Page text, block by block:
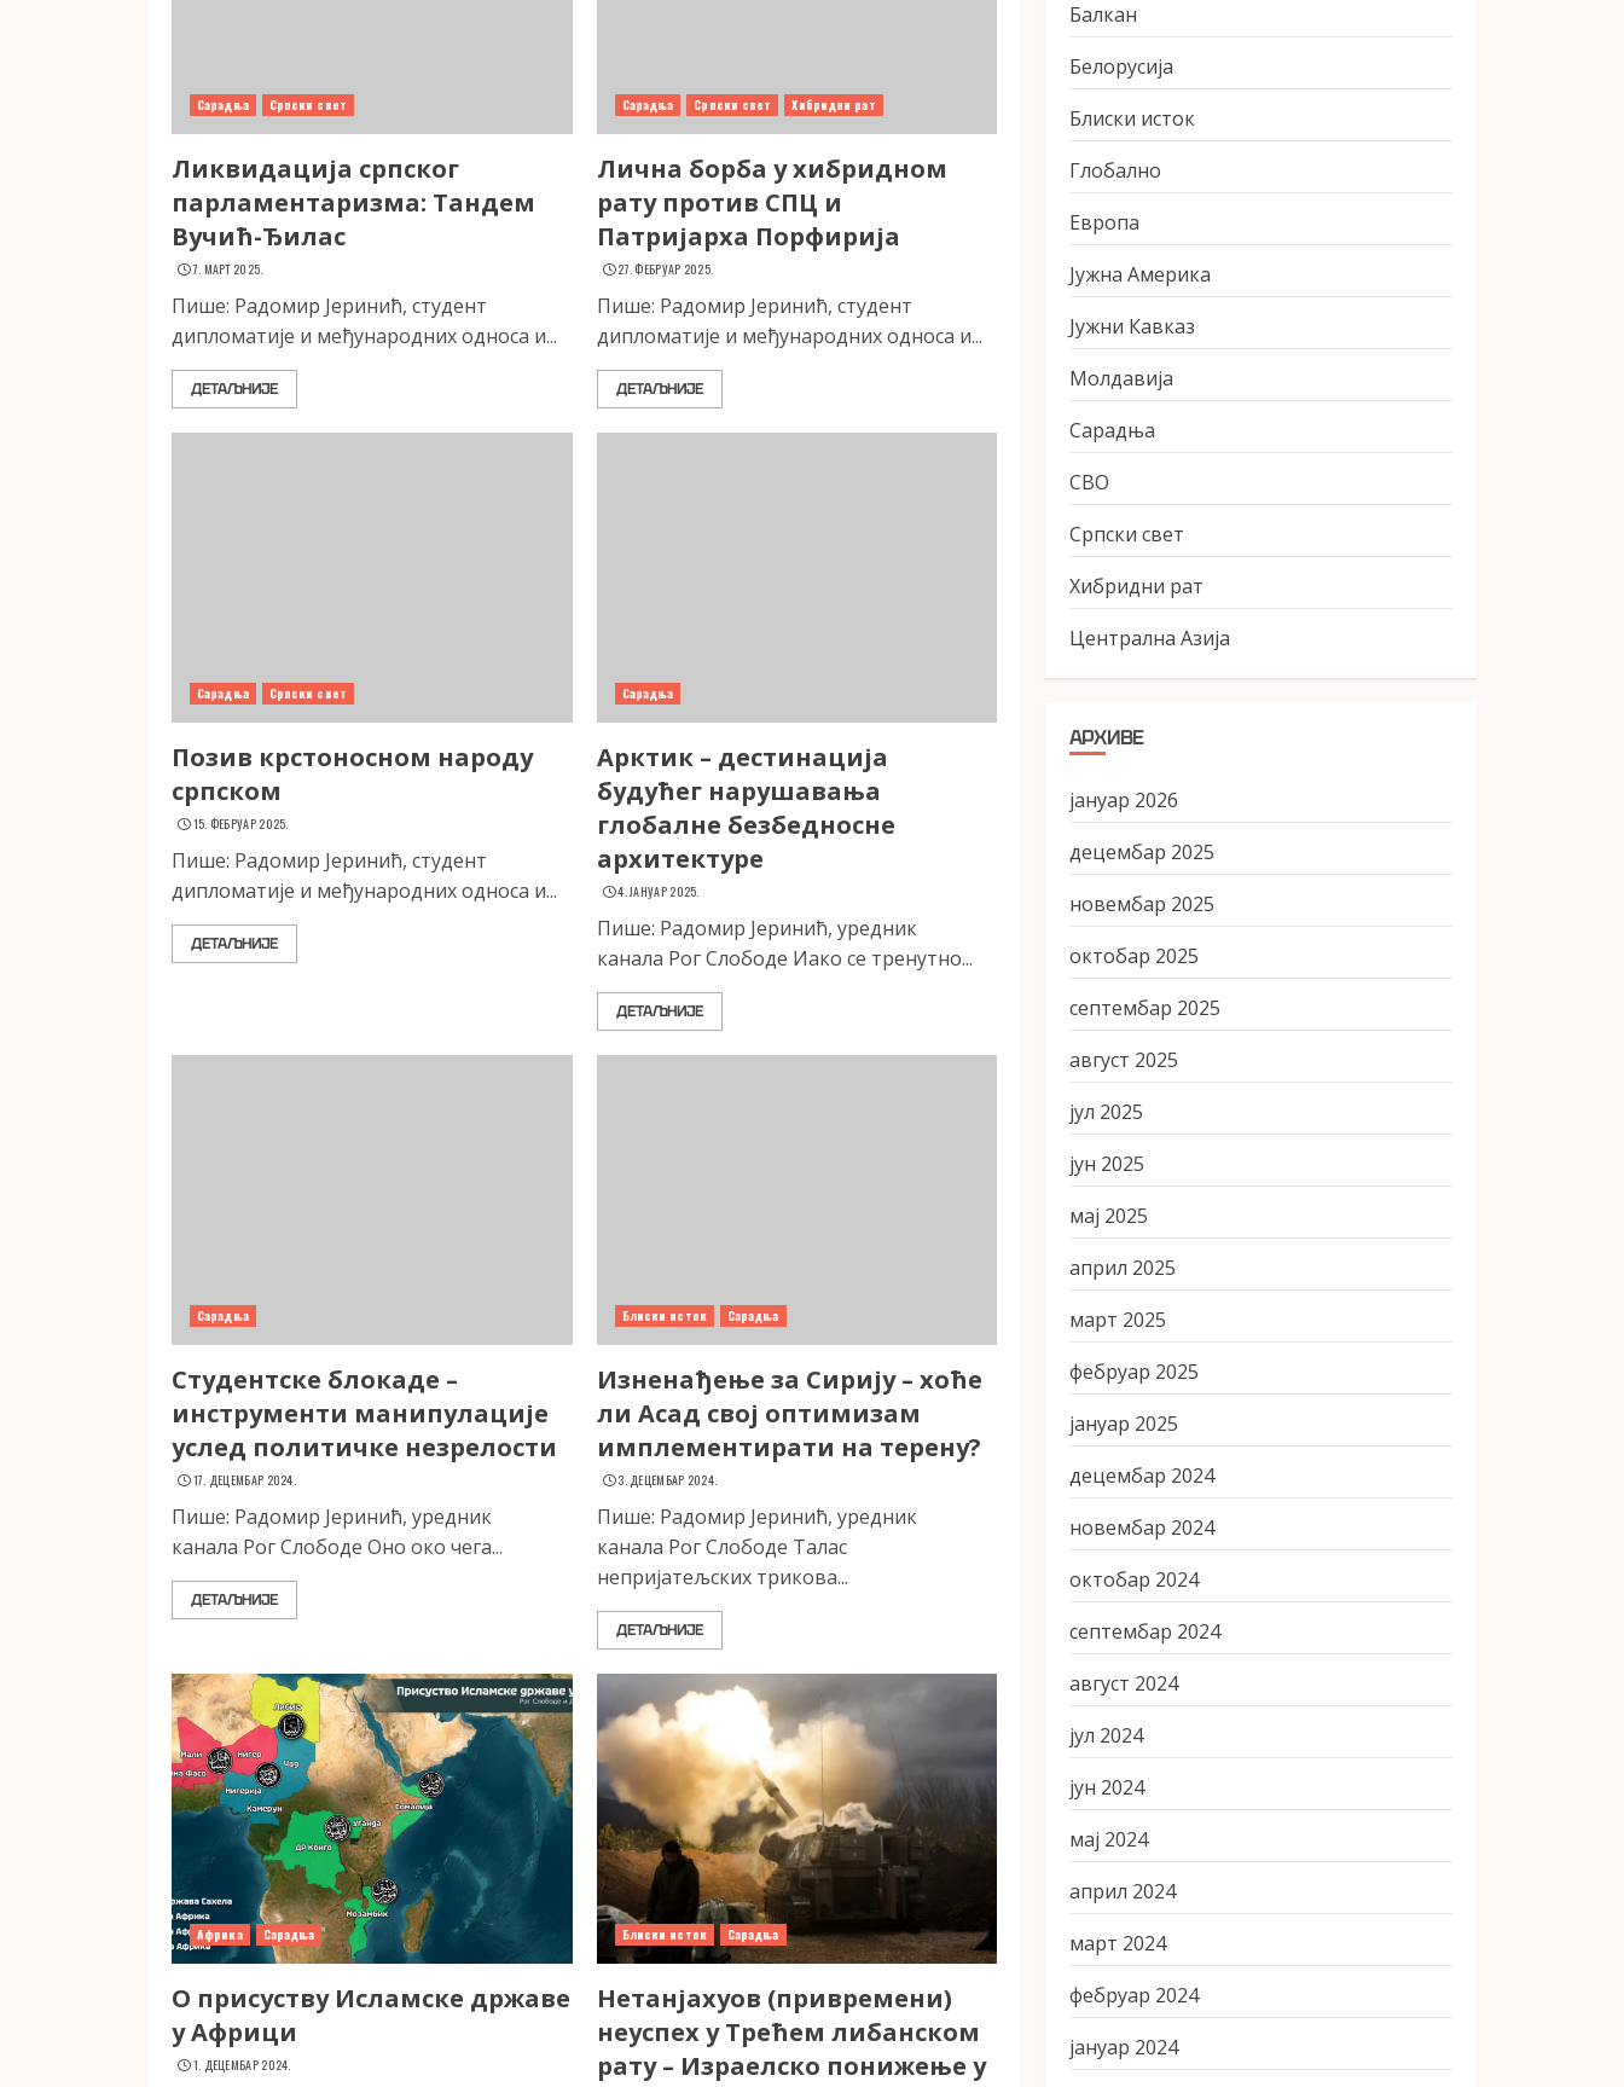
Сарадња Српски свет
Ликвидација српског
парламентаризма: Тандем
Вучић-Ђилас
7. МАРТ 2025.
Пише: Радомир Јеринић, студент
дипломатије и међународних односа и...
ДЕТАЉНИЈЕ
Сарадња Српски свет Хибридни рат
Лична борба у хибридном
рату против СПЦ и
Патријарха Порфирија
27. ФЕБРУАР 2025.
Пише: Радомир Јеринић, студент
дипломатије и међународних односа и...
ДЕТАЉНИЈЕ
Сарадња Српски свет
Позив крстоносном народу
српском
15. ФЕБРУАР 2025.
Пише: Радомир Јеринић, студент
дипломатије и међународних односа и...
ДЕТАЉНИЈЕ
Сарадња
Арктик – дестинација
будућег нарушавања
глобалне безбедносне
архитектуре
4. ЈАНУАР 2025.
Пише: Радомир Јеринић, уредник
канала Рог Слободе Иако се тренутно...
ДЕТАЉНИЈЕ
Сарадња
Студентске блокаде –
инструменти манипулације
услед политичке незрелости
17. ДЕЦЕМБАР 2024.
Пише: Радомир Јеринић, уредник
канала Рог Слободе Оно око чега...
ДЕТАЉНИЈЕ
Блиски исток Сарадња
Изненађење за Сирију – хоће
ли Асад свој оптимизам
имплементирати на терену?
3. ДЕЦЕМБАР 2024.
Пише: Радомир Јеринић, уредник
канала Рог Слободе Талас
непријатељских трикова...
ДЕТАЉНИЈЕ
Африка Сарадња
О присуству Исламске државе
у Африци
1. ДЕЦЕМБАР 2024.
Блиски исток Сарадња
Нетанјахуов (привремени)
неуспех у Трећем либанском
рату – Израелско понижење у
Балкан
Белорусија
Блиски исток
Глобално
Европа
Јужна Америка
Јужни Кавказ
Молдавија
Сарадња
СВО
Српски свет
Хибридни рат
Централна Азија
АРХИВЕ
јануар 2026
децембар 2025
новембар 2025
октобар 2025
септембар 2025
август 2025
јул 2025
јун 2025
мај 2025
април 2025
март 2025
фебруар 2025
јануар 2025
децембар 2024
новембар 2024
октобар 2024
септембар 2024
август 2024
јул 2024
јун 2024
мај 2024
април 2024
март 2024
фебруар 2024
јануар 2024